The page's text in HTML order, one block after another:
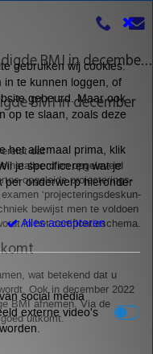
Examen Projecteringsdeskundigde BMI in december 2022
BMI in december
dat
en opgeleverd
opgeleide projecte­rings­
‘projecte­rings­des­kun­
bewijst men te voldoen
in het certificatieschema.
wat betekend dat u
Ook in december 2022
BMI afnemen. Via de
uitkomt.
gebruiken wij cookies.
in te kunnen loggen, of
gebeurd. Maar ook
op te slaan, zoals deze
het allemaal prima, klik
je specificeren wat je
per onderwerp hieronder
Alles accepteren
social media
externe video's